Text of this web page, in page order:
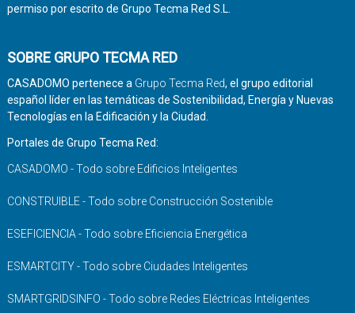
permiso por escrito de Grupo Tecma Red S.L.
SOBRE GRUPO TECMA RED
CASADOMO pertenece a Grupo Tecma Red, el grupo editorial
español líder en las temáticas de Sostenibilidad, Energía y Nuevas
Tecnologías en la Edificación y la Ciudad.
Portales de Grupo Tecma Red:
CASADOMO - Todo sobre Edificios Inteligentes
CONSTRUIBLE - Todo sobre Construcción Sostenible
ESEFICIENCIA - Todo sobre Eficiencia Energética
ESMARTCITY - Todo sobre Ciudades Inteligentes
SMARTGRIDSINFO - Todo sobre Redes Eléctricas Inteligentes